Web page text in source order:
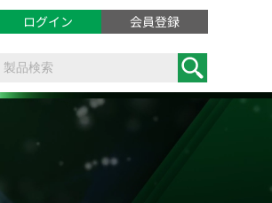
ログイン 会員登録